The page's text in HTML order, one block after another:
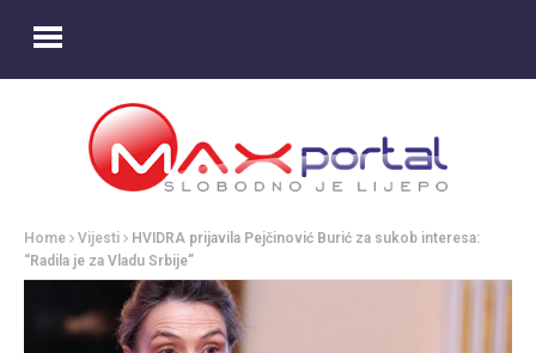
Home Vijesti
HVIDRA prijavila Pejčinović Burić za sukob interesa:
“Radila je za Vladu Srbije”